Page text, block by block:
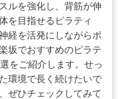
ルを強化し、背筋が伸
を目指せるピラティ
経を活発にしながらポ
坂でおすすめのピラテ
をご紹介します。せっ
環境で長く続けたいで
ぜひチェックしてみて